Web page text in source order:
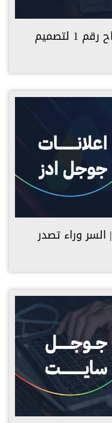
واجهة تطبيق الجوال سر النجاح رقم 1 لتصميم
اعلانات جوجل ادز Google Ads | السر وراء تصدر